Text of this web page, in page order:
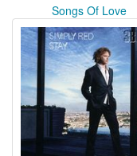
Songs Of Love